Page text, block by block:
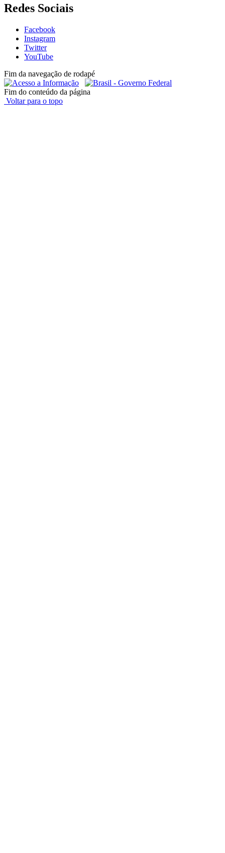
Redes Sociais
Facebook
Instagram
Twitter
YouTube
Fim da navegação de rodapé
Fim do conteúdo da página
Voltar para o topo